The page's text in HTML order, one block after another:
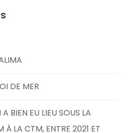
DE MER
BIEN EU LIEU SOUS LA
À LA CTM, ENTRE 2021 ET